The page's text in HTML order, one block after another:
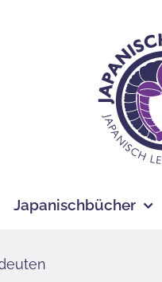
Japanischbücher